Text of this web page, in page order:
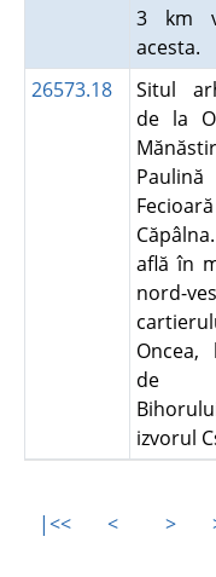
3 km
acesta.
26573.18
Situl
de la
află în
nord-
de
izvorul
|<< < >